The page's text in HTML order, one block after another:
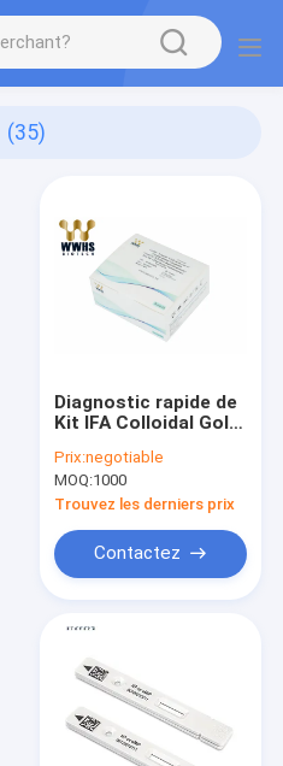
(35)
Diagnostic rapide de
Kit IFA Colloidal Gold
de CK-MB Myo
Prix:negotiable
MOQ:1000
Trouvez les derniers prix
Contactez